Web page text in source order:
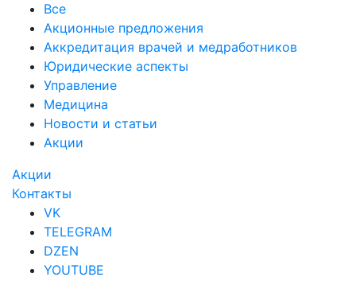
Все
Акционные предложения
Аккредитация врачей и медработников
Юридические аспекты
Управление
Медицина
Новости и статьи
Акции
Акции
Контакты
VK
TELEGRAM
DZEN
YOUTUBE